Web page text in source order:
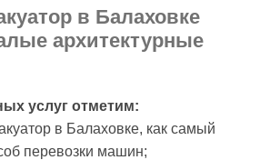
в Балаховке
архитектурные
услуг отметим:
в Балаховке, как самый
перевозки машин;